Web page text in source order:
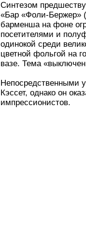
Синтезом
«Бар «Фоли-Бержер»
барменша на фоне
посетителями и
одинокой среди
цветной фольгой на
вазе. Тема
Непосредственными
Кэссет, однако он
импрессионистов.